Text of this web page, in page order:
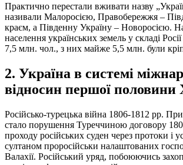
Практично перестали вживати назву
називали Малоросією, Правобережжя –
краєм, а Південну Україну – Новоросією.
населення українських земель у складі
7,5 млн. чол., з них майже 5,5 млн. були
2. Україна в системі
відносин першої половини
Російсько-турецька війна 1806-1812 рр.
стало порушення Туреччиною договору
проходу російських суден через протоки і
султаном проросійськи налаштованих
Валахії. Російський уряд, побоюючись